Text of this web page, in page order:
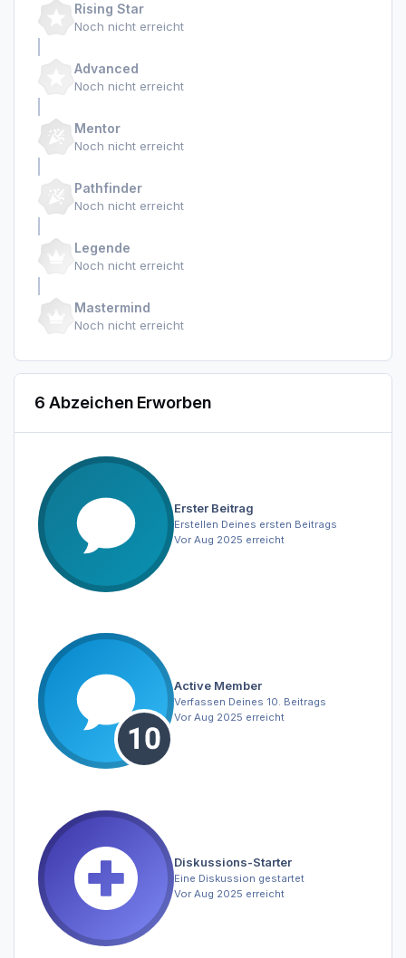
Rising Star
Noch nicht erreicht
Advanced
Noch nicht erreicht
Mentor
Noch nicht erreicht
Pathfinder
Noch nicht erreicht
Legende
Noch nicht erreicht
Mastermind
Noch nicht erreicht
6 Abzeichen Erworben
Erster Beitrag
Erstellen Deines ersten Beitrags
Vor Aug 2025 erreicht
Active Member
Verfassen Deines 10. Beitrags
Vor Aug 2025 erreicht
Diskussions-Starter
Eine Diskussion gestartet
Vor Aug 2025 erreicht